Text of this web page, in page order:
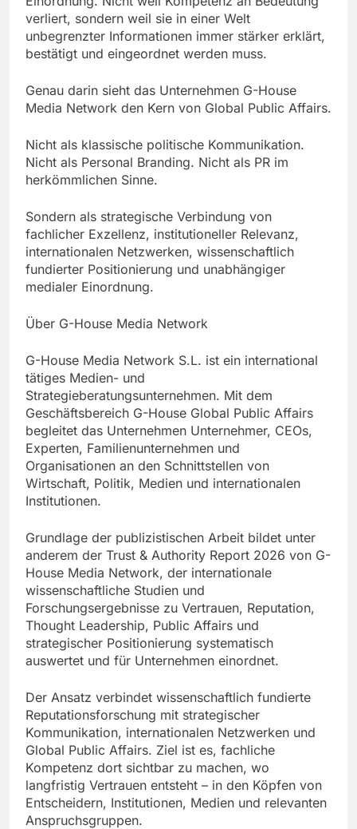
verliert, sondern weil sie in einer Welt
unbegrenzter Informationen immer stärker erklärt,
bestätigt und eingeordnet werden muss.
Genau darin sieht das Unternehmen G-House
Media Network den Kern von Global Public Affairs.
Nicht als klassische politische Kommunikation.
Nicht als Personal Branding. Nicht als PR im
herkömmlichen Sinne.
Sondern als strategische Verbindung von
fachlicher Exzellenz, institutioneller Relevanz,
internationalen Netzwerken, wissenschaftlich
fundierter Positionierung und unabhängiger
medialer Einordnung.
Über G-House Media Network
G-House Media Network S.L. ist ein international
tätiges Medien- und
Strategieberatungsunternehmen. Mit dem
Geschäftsbereich G-House Global Public Affairs
begleitet das Unternehmen Unternehmer, CEOs,
Experten, Familienunternehmen und
Organisationen an den Schnittstellen von
Wirtschaft, Politik, Medien und internationalen
Institutionen.
Grundlage der publizistischen Arbeit bildet unter
anderem der Trust & Authority Report 2026 von G-
House Media Network, der internationale
wissenschaftliche Studien und
Forschungsergebnisse zu Vertrauen, Reputation,
Thought Leadership, Public Affairs und
strategischer Positionierung systematisch
auswertet und für Unternehmen einordnet.
Der Ansatz verbindet wissenschaftlich fundierte
Reputationsforschung mit strategischer
Kommunikation, internationalen Netzwerken und
Global Public Affairs. Ziel ist es, fachliche
Kompetenz dort sichtbar zu machen, wo
langfristig Vertrauen entsteht – in den Köpfen von
Entscheidern, Institutionen, Medien und relevanten
Anspruchsgruppen.